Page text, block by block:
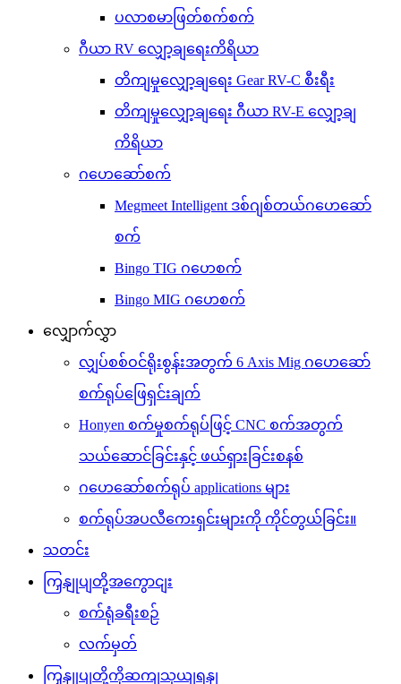
ပလာစမာဖြတ်စက်စက်
ဂီယာ RV လျှော့ချရေးကိရိယာ
တိကျမှုလျှော့ချရေး Gear RV-C စီးရီး
တိကျမှုလျှော့ချရေး ဂီယာ RV-E လျှော့ချ
ကိရိယာ
ဂဟေဆော်စက်
Megmeet Intelligent ဒစ်ဂျစ်တယ်ဂဟေဆော်
စက်
Bingo TIG ဂဟေစက်
Bingo MIG ဂဟေစက်
လျှောက်လွှာ
လျှပ်စစ်ဝင်ရိုးစွန်းအတွက် 6 Axis Mig ဂဟေဆော်
စက်ရုပ်ဖြေရှင်းချက်
Honyen စက်မှုစက်ရုပ်ဖြင့် CNC စက်အတွက်
သယ်ဆောင်ခြင်းနှင့် ဖယ်ရှားခြင်းစနစ်
ဂဟေဆော်စက်ရုပ် applications များ
စက်ရုပ်အပလီကေးရှင်းများကို ကိုင်တွယ်ခြင်း။
သတင်း
ကြှနျုပျတို့အကွောငျး
စက်ရုံခရီးစဉ်
လက်မှတ်
ကြှနျုပျတို့ကိုဆကျသှယျရနျ